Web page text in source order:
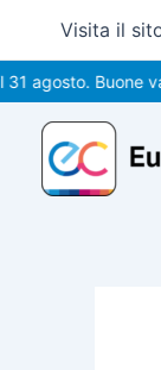
contenuto
Visita il
Buone